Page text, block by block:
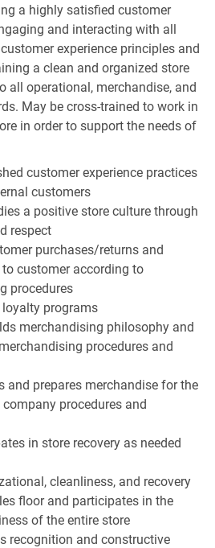
a highly satisfied customer
and interacting with all
experience principles and
a clean and organized store
all operational, merchandise, and
May be cross-trained to work in
in order to support the needs of
customer experience practices
customers
a positive store culture through
respect
purchases/returns and
customer according to
procedures
programs
merchandising philosophy and
procedures and
and prepares merchandise for the
procedures and
in store recovery as needed
cleanliness, and recovery
floor and participates in the
of the entire store
recognition and constructive